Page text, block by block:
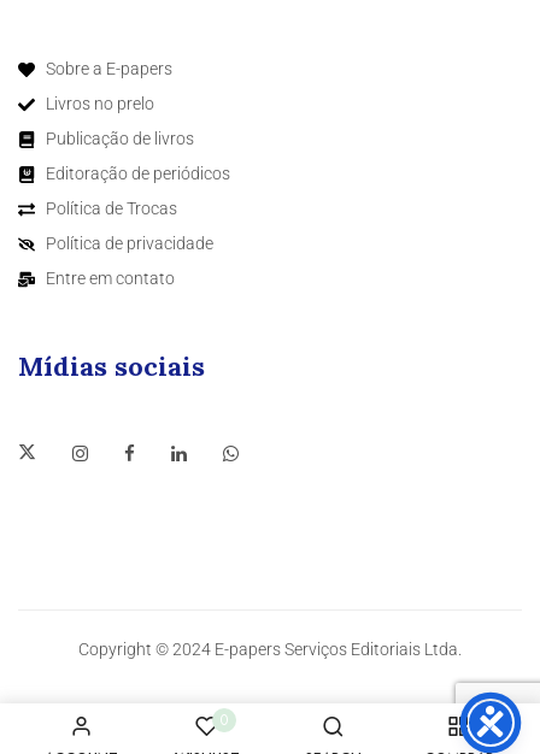
0
Sobre a E-papers
Livros no prelo
Publicação de livros
Editoração de periódicos
Política de Trocas
Política de privacidade
Entre em contato
Mídias sociais
Copyright © 2024 E-papers Serviços Editoriais Ltda.